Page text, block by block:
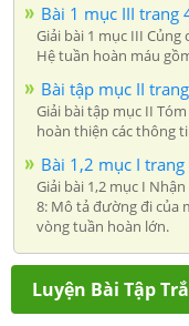
Bài 1 mục III trang
Giải bài 1 mục III Củng
Hệ tuần hoàn máu
Bài tập mục II
Giải bài tập mục II
hoàn thiện các thông
Bài 1,2 mục I
Giải bài 1,2 mục I
8: Mô tả đường đi của
vòng tuần hoàn lớn.
Luyện Bài Tập